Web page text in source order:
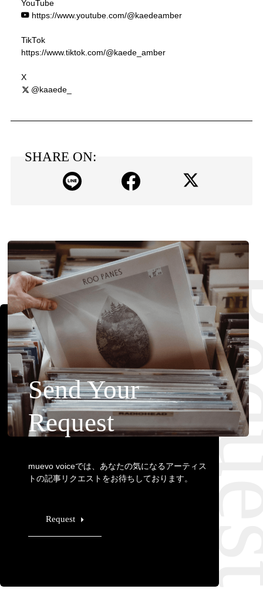
YouTube
https://www.youtube.com/@kaedeamber
TikTok
https://www.tiktok.com/@kaede_amber
X
@kaaede_
SHARE ON:
Send Your
Request
muevo voiceでは、あなたの気になるアーティス
トの記事リクエストをお待ちしております。
Request